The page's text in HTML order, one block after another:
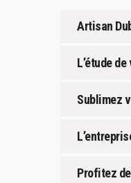
Artisan
L’étude
Sublimez
Profitez